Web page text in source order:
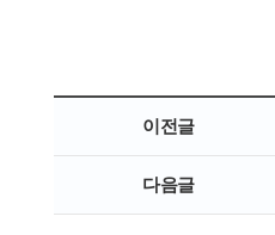
이전글
다음글